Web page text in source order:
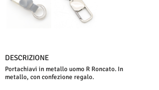
DESCRIZIONE
Portachiavi in metallo uomo R Roncato. In
metallo, con confezione regalo.